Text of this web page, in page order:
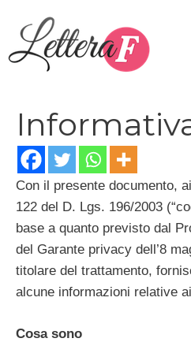
contenuto
Con il presente documento,
122 del D. Lgs. 196/2003
base a quanto previsto dal
del Garante privacy dell’8
titolare del trattamento,
alcune informazioni relative
Cosa sono